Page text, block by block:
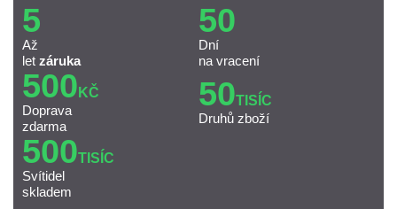
5
Až
let záruka
50
Dní
na vracení
500 KČ
Doprava
zdarma
50TISÍC
Druhů zboží
500TISÍC
Svítidel
skladem